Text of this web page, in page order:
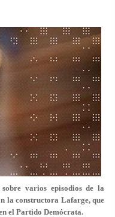
varios episodios de la
la constructora Lafarge, que
el Partido Demócrata.